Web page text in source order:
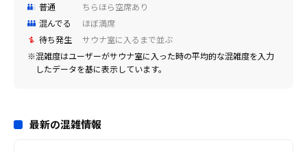
普通
ちらほら空席あり
混んでる
ほぼ満席
待ち発生
サウナ室に入るまで並ぶ
※混雑度はユーザーがサウナ室に入った時の平均的な混雑度を入力
したデータを基に表示しています。
最新の混雑情報